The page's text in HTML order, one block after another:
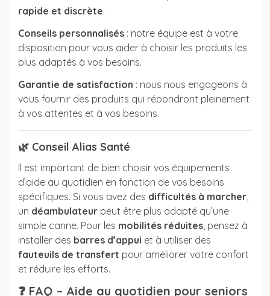
rapide et discrète.
Conseils personnalisés : notre équipe est à votre
disposition pour vous aider à choisir les produits les
plus adaptés à vos besoins.
Garantie de satisfaction : nous nous engageons à
vous fournir des produits qui répondront pleinement
à vos attentes et à vos besoins.
🌿 Conseil Alias Santé
Il est important de bien choisir vos équipements
d’aide au quotidien en fonction de vos besoins
spécifiques. Si vous avez des difficultés à marcher,
un déambulateur peut être plus adapté qu’une
simple canne. Pour les mobilités réduites, pensez à
installer des barres d’appui et à utiliser des
fauteuils de transfert pour améliorer votre confort
et réduire les efforts.
❓ FAQ – Aide au quotidien pour seniors